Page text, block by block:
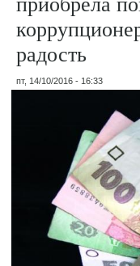
радость
пт, 14/10/2016 - 16:33